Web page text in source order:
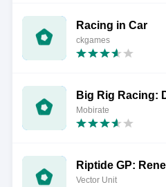
Racing in Car
ckgames
Big Rig Racing:
Mobirate
Riptide GP:
Vector Unit